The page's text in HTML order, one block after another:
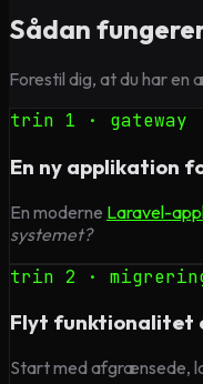
Sådan
Forestil dig, at du har
trin 1 · gateway
En ny applikation
En moderne Laravel-
systemet?
trin 2 ·
Flyt funktionalitet
Start med afgrænsede,